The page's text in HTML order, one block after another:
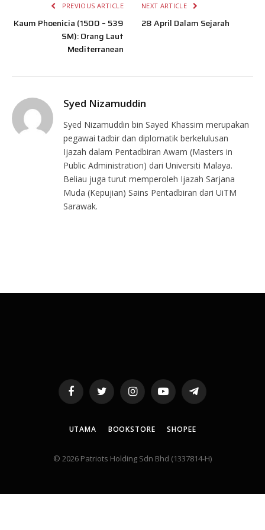
PREVIOUS ARTICLE
Kaum Phoenicia (1500 – 539
SM): Orang Laut
Mediterranean
NEXT ARTICLE
28 April Dalam Sejarah
Syed Nizamuddin
Syed Nizamuddin bin Sayed Khassim merupakan
pegawai tadbir dan diplomatik berkelulusan
Ijazah dalam Pentadbiran Awam (Masters in
Public Administration) dari Universiti Malaya.
Beliau juga turut memperoleh Ijazah Sarjana
Muda (Kepujian) Sains Pentadbiran dari UiTM
Sarawak.
FacebookTwitter InstagramYouTubeTelegram
UTAMA BOOKSTORE SHOPEE
© 2026 Patriots Holding Sdn Bhd (1337814-H)